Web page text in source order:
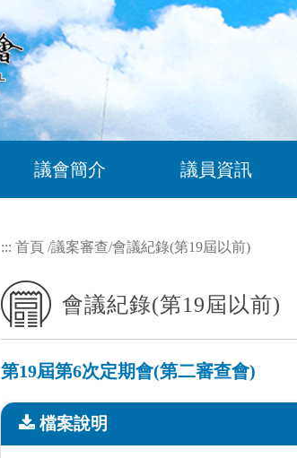
議會簡介 議員資訊
::: 首頁 /議案審查/會議紀錄(第19屆以前)
會議紀錄(第19屆以前)
第19屆第6次定期會(第二審查會)
檔案說明
檔案說明